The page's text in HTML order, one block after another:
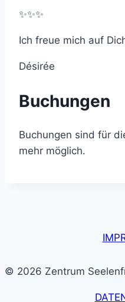
✨✨✨
Ich freue mich auf
Désirée
Buchungen
Buchungen sind für
mehr möglich.
© 2026 Zentrum